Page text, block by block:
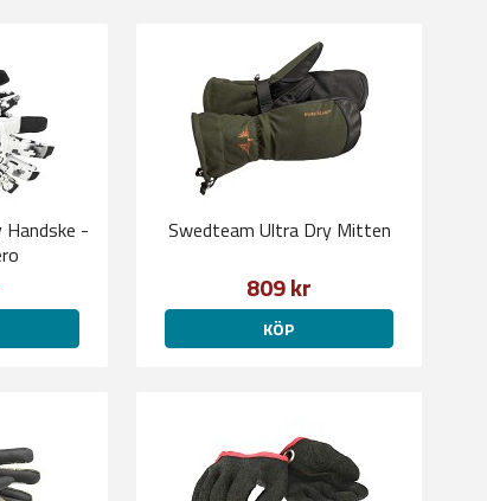
-
Swedteam Ultra Dry Mitten
809 kr
KÖP